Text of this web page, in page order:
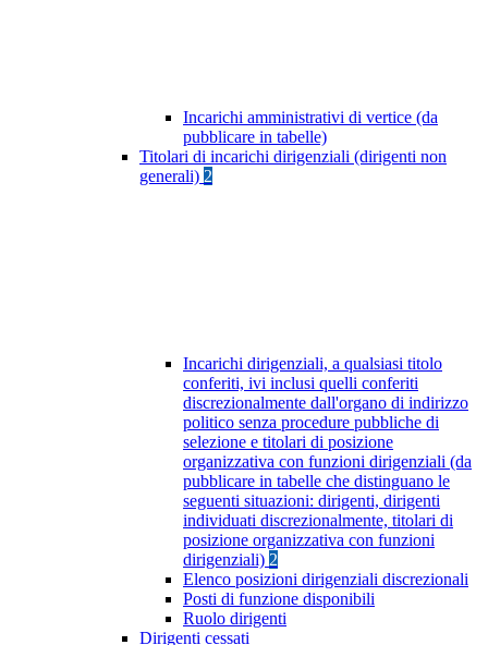
Incarichi amministrativi di vertice (da
pubblicare in tabelle)
Titolari di incarichi dirigenziali (dirigenti non
generali) 2
Incarichi dirigenziali, a qualsiasi titolo
conferiti, ivi inclusi quelli conferiti
discrezionalmente dall'organo di indirizzo
politico senza procedure pubbliche di
selezione e titolari di posizione
organizzativa con funzioni dirigenziali (da
pubblicare in tabelle che distinguano le
seguenti situazioni: dirigenti, dirigenti
individuati discrezionalmente, titolari di
posizione organizzativa con funzioni
dirigenziali) 2
Elenco posizioni dirigenziali discrezionali
Posti di funzione disponibili
Ruolo dirigenti
Dirigenti cessati